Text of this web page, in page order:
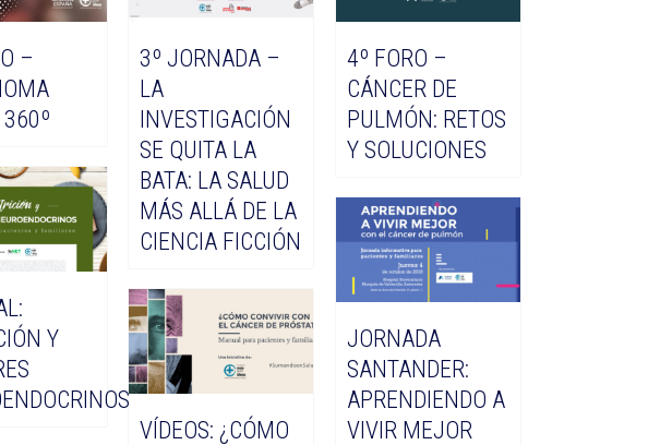
–
3º JORNADA –
LA
INVESTIGACIÓN
SE QUITA LA
BATA: LA SALUD
MÁS ALLÁ DE LA
CIENCIA FICCIÓN
4º FORO –
CÁNCER DE
PULMÓN: RETOS
Y SOLUCIONES
Y
JORNADA
SANTANDER:
APRENDIENDO A
VIVIR MEJOR
VÍDEOS: ¿CÓMO